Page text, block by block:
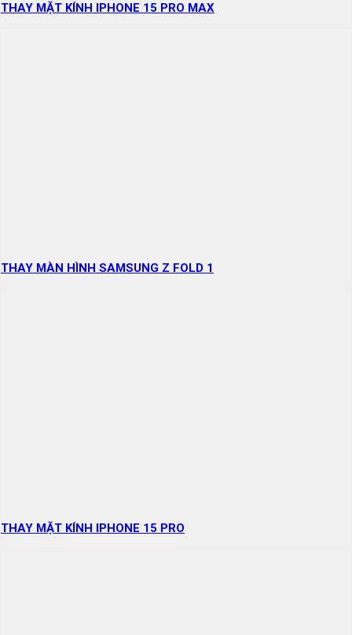
THAY MẶT KÍNH IPHONE 15 PRO MAX
THAY MÀN HÌNH SAMSUNG Z FOLD 1
THAY MẶT KÍNH IPHONE 15 PRO